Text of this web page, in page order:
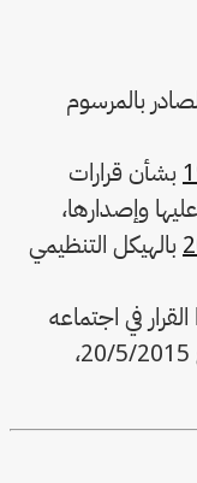
بالمرسوم
بشأن قرارات
وإصدارها،
بالهيكل التنظيمي
في اجتماعه